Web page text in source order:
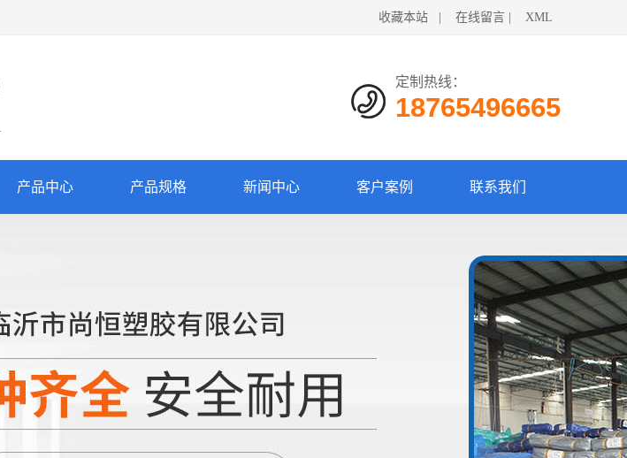
收藏本站 在线留言 XML
定制热线：
18765496665
产品中心 产品规格 新闻中心 客户案例 联系我们